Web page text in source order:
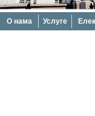
О нама Услуге